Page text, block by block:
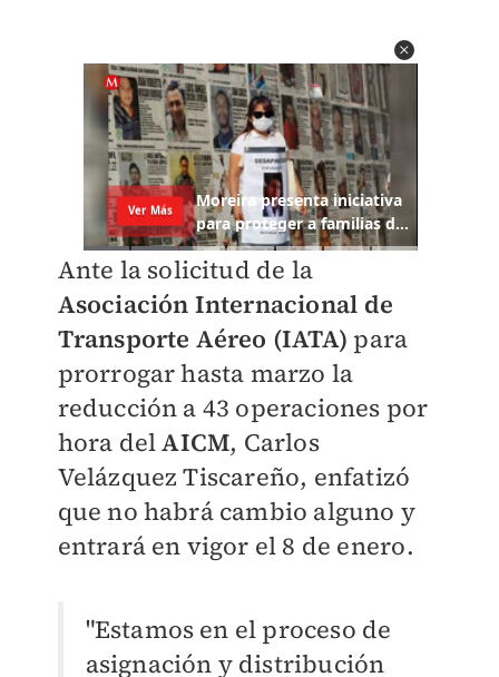
Ante la solicitud de la
Asociación Internacional de
Transporte Aéreo (IATA) para
prorrogar hasta marzo la
reducción a 43 operaciones por
hora delAICM, Carlos
Velázquez Tiscareño, enfatizó
que no habrá cambio alguno y
entrará en vigor el 8 de enero.
"Estamos en el proceso de
asignación y distribución